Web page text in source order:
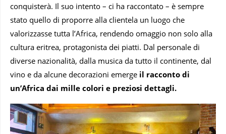
conquisterà. Il suo intento – ci ha raccontato – è sempre
stato quello di proporre alla clientela un luogo che
valorizzasse tutta l’Africa, rendendo omaggio non solo alla
cultura eritrea, protagonista dei piatti. Dal personale di
diverse nazionalità, dalla musica da tutto il continente, dal
vino e da alcune decorazioni emerge il racconto di
un’Africa dai mille colori e preziosi dettagli.